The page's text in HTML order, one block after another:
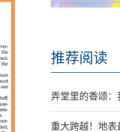
推荐阅读
弄堂里的香颂
重大跨越！地表